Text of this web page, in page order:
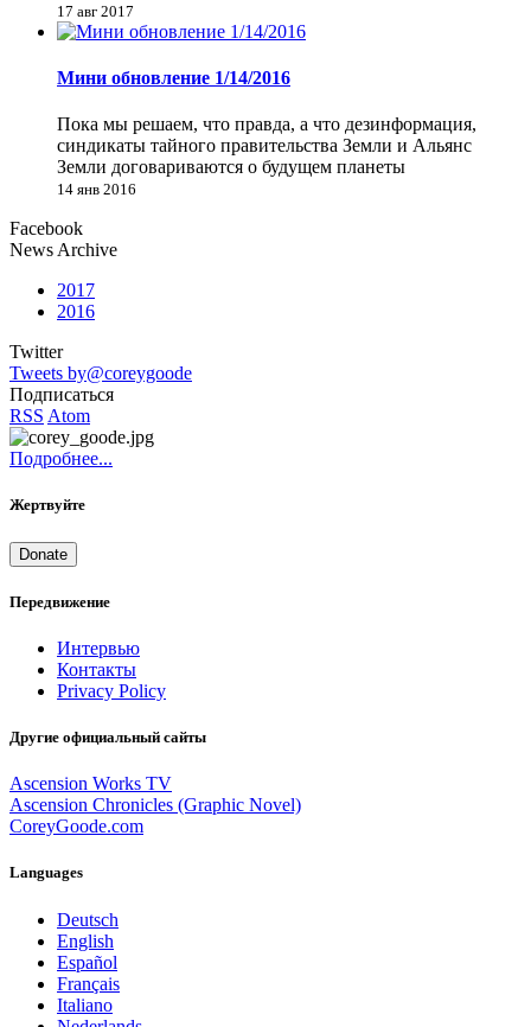
17 авг 2017
Мини обновление 1/14/2016
Пока мы решаем, что правда, а что дезинформация,
синдикаты тайного правительства Земли и Альянс
Земли договариваются о будущем планеты
14 янв 2016
Facebook
News Archive
2017
2016
Twitter
Tweets by@coreygoode
Подписаться
RSS Atom
Подробнее...
Жертвуйте
Donate
Передвижение
Интервью
Контакты
Privacy Policy
Другие официальный сайты
Ascension Works TV
Ascension Chronicles (Graphic Novel)
CoreyGoode.com
Languages
Deutsch
English
Español
Français
Italiano